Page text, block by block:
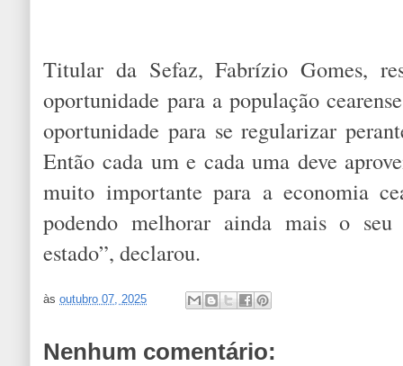
Titular da Sefaz, Fabrízio Gomes,
oportunidade para a população
oportunidade para se regularizar
Então cada um e cada uma deve
muito importante para a economia
podendo melhorar ainda mais o
estado”, declarou.
àsoutubro 07, 2025
Nenhum comentário: